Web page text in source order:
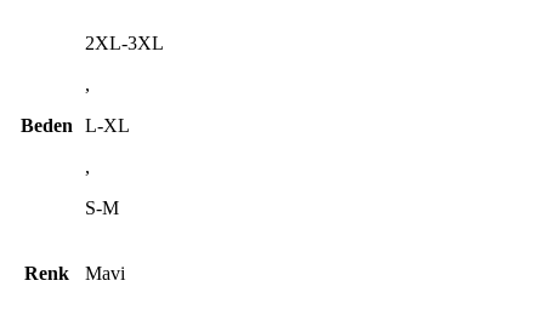
Beden
2XL-3XL
,
L-XL
,
S-M
Renk Mavi